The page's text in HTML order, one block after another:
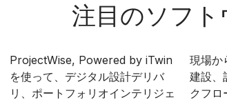
注目のソフト
ProjectWise, Powered by iTwin
を使って、デジタル設計デリバ
リ、ポートフォリオインテリジェ
現場か
建設、
クフロ